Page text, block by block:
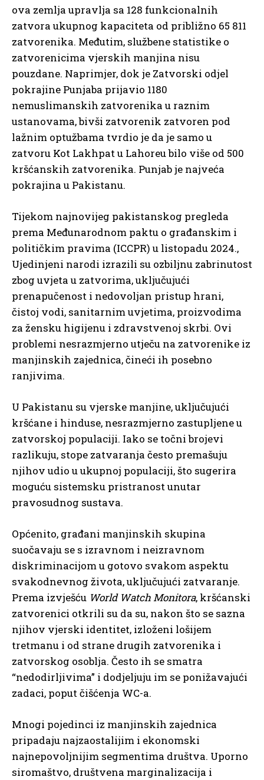
ova zemlja upravlja sa 128 funkcionalnih
zatvora ukupnog kapaciteta od približno 65 811
zatvorenika. Međutim, službene statistike o
zatvorenicima vjerskih manjina nisu
pouzdane. Naprimjer, dok je Zatvorski odjel
pokrajine Punjaba prijavio 1180
nemuslimanskih zatvorenika u raznim
ustanovama, bivši zatvorenik zatvoren pod
lažnim optužbama tvrdio je da je samo u
zatvoru Kot Lakhpat u Lahoreu bilo više od 500
kršćanskih zatvorenika. Punjab je najveća
pokrajina u Pakistanu.
Tijekom najnovijeg pakistanskog pregleda
prema Međunarodnom paktu o građanskim i
političkim pravima (ICCPR) u listopadu 2024.,
Ujedinjeni narodi izrazili su ozbiljnu zabrinutost
zbog uvjeta u zatvorima, uključujući
prenapučenost i nedovoljan pristup hrani,
čistoj vodi, sanitarnim uvjetima, proizvodima
za žensku higijenu i zdravstvenoj skrbi. Ovi
problemi nesrazmjerno utječu na zatvorenike iz
manjinskih zajednica, čineći ih posebno
ranjivima.
U Pakistanu su vjerske manjine, uključujući
kršćane i hinduse, nesrazmjerno zastupljene u
zatvorskoj populaciji. Iako se točni brojevi
razlikuju, stope zatvaranja često premašuju
njihov udio u ukupnoj populaciji, što sugerira
moguću sistemsku pristranost unutar
pravosudnog sustava.
Općenito, građani manjinskih skupina
suočavaju se s izravnom i neizravnom
diskriminacijom u gotovo svakom aspektu
svakodnevnog života, uključujući zatvaranje.
Prema izvješću World Watch Monitora, kršćanski
zatvorenici otkrili su da su, nakon što se sazna
njihov vjerski identitet, izloženi lošijem
tretmanu i od strane drugih zatvorenika i
zatvorskog osoblja. Često ih se smatra
“nedodirljivima” i dodjeljuju im se ponižavajući
zadaci, poput čišćenja WC-a.
Mnogi pojedinci iz manjinskih zajednica
pripadaju najzaostalijim i ekonomski
najnepovoljnijim segmentima društva. Uporno
siromaštvo, društvena marginalizacija i